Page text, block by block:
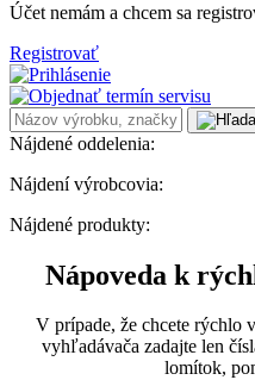
Účet nemám a chcem sa
Registrovať
Nájdené oddelenia:
Nájdení výrobcovia:
Nájdené produkty:
Nápoveda k
V prípade, že chcete rýchlo
vyhľadávača zadajte len
lomítok,